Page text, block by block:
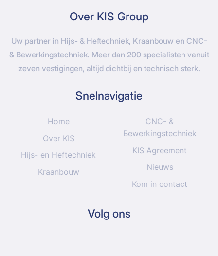
Over KIS Group
Uw partner in Hijs- & Heftechniek, Kraanbouw en CNC-
& Bewerkingstechniek. Meer dan 200 specialisten vanuit
zeven vestigingen, altijd dichtbij en technisch sterk.
Snelnavigatie
Home
Over KIS
Hijs- en Heftechniek
Kraanbouw
CNC- &
Bewerkingstechniek
KIS Agreement
Nieuws
Kom in contact
Volg ons